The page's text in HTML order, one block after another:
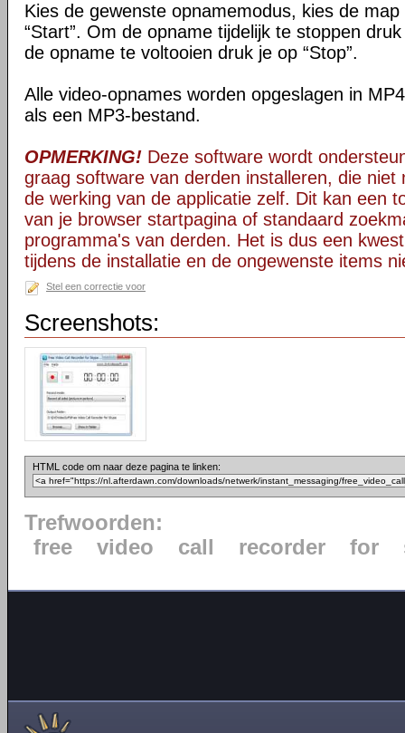
Kies de gewenste opnamemodus, kies de
“Start”. Om de opname tijdelijk te stoppen
de opname te voltooien druk je op “Stop”.
Alle video-opnames worden opgeslagen in
als een MP3-bestand.
OPMERKING! Deze software wordt
graag software van derden installeren, die niet
de werking van de applicatie zelf. Dit kan een
van je browser startpagina of standaard
programma's van derden. Het is dus een
tijdens de installatie en de ongewenste items
Stel een correctie voor
Screenshots:
HTML code om naar deze pagina te linken:
Trefwoorden:
free
video call recorder for